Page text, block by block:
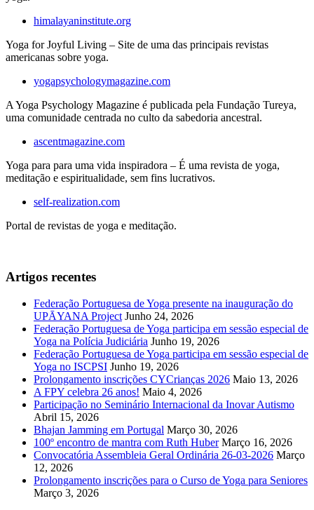
himalayaninstitute.org
Yoga for Joyful Living – Site de uma das principais revistas
americanas sobre yoga.
yogapsychologymagazine.com
A Yoga Psychology Magazine é publicada pela Fundação Tureya,
uma comunidade centrada no culto da sabedoria ancestral.
ascentmagazine.com
Yoga para para uma vida inspiradora – É uma revista de yoga,
meditação e espiritualidade, sem fins lucrativos.
self-realization.com
Portal de revistas de yoga e meditação.
Artigos recentes
Federação Portuguesa de Yoga presente na inauguração do
UPĀYANA Project Junho 24, 2026
Federação Portuguesa de Yoga participa em sessão especial de
Yoga na Polícia Judiciária Junho 19, 2026
Federação Portuguesa de Yoga participa em sessão especial de
Yoga no ISCPSI Junho 19, 2026
Prolongamento inscrições CYCrianças 2026 Maio 13, 2026
A FPY celebra 26 anos! Maio 4, 2026
Participação no Seminário Internacional da Inovar Autismo
Abril 15, 2026
Bhajan Jamming em Portugal Março 30, 2026
100º encontro de mantra com Ruth Huber Março 16, 2026
Convocatória Assembleia Geral Ordinária 26-03-2026 Março
12, 2026
Prolongamento inscrições para o Curso de Yoga para Seniores
Março 3, 2026